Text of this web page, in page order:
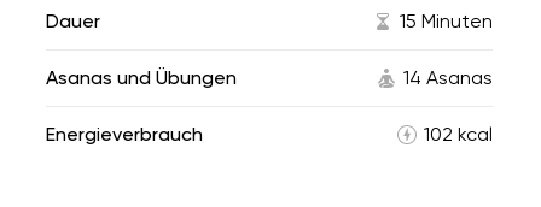
Dauer 15 Minuten
Asanas und Übungen 14 Asanas
Energieverbrauch 102 kcal